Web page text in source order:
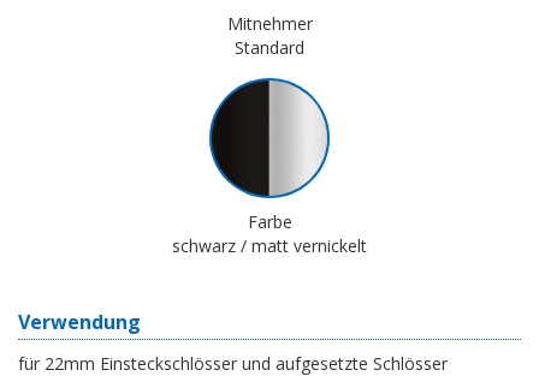
Mitnehmer
Standard
Farbe
schwarz / matt vernickelt
Verwendung
für 22mm Einsteckschlösser und aufgesetzte Schlösser